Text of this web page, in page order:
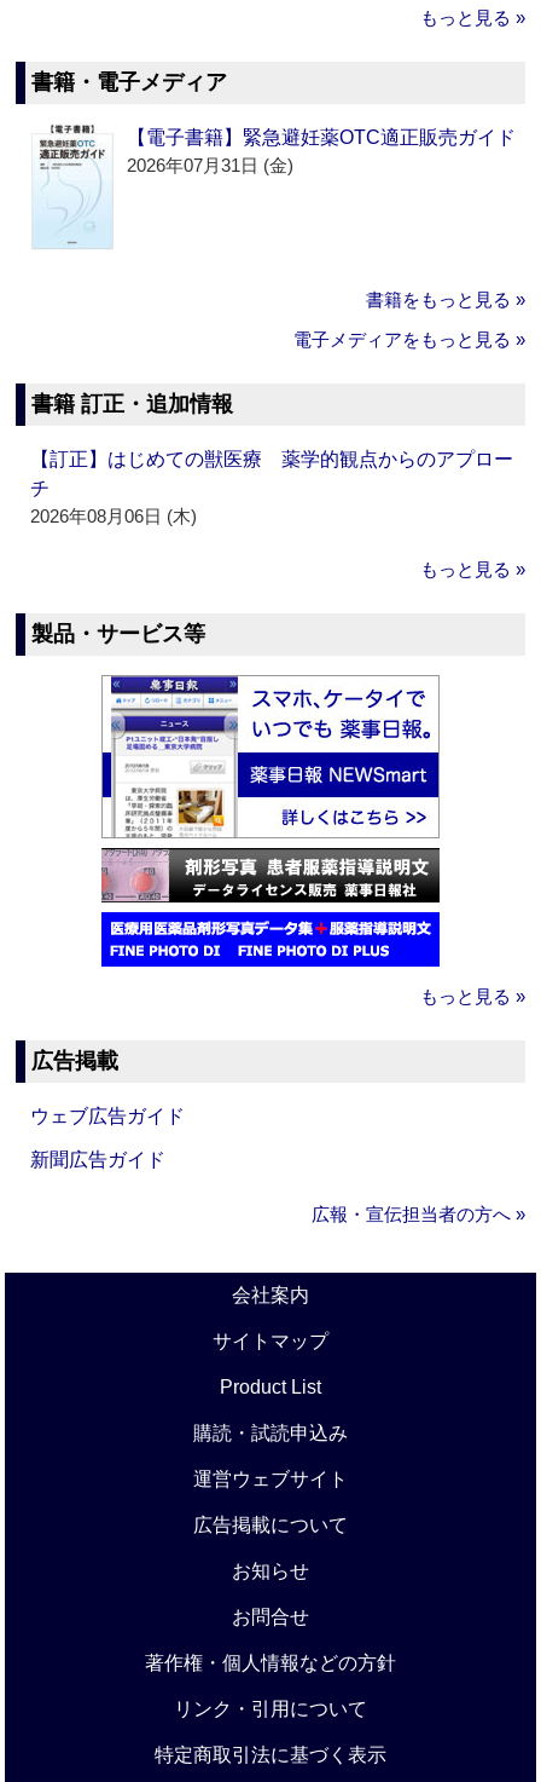
もっと見る »
書籍・電子メディア
【電子書籍】緊急避妊薬OTC適正販売ガイド
2026年07月31日 (金)
書籍をもっと見る »
電子メディアをもっと見る »
書籍 訂正・追加情報
【訂正】はじめての獣医療 薬学的観点からのアプロー
チ
2026年08月06日 (木)
もっと見る »
製品・サービス等
もっと見る »
広告掲載
ウェブ広告ガイド
新聞広告ガイド
広報・宣伝担当者の方へ »
会社案内
サイトマップ
Product List
購読・試読申込み
運営ウェブサイト
広告掲載について
お知らせ
お問合せ
著作権・個人情報などの方針
リンク・引用について
特定商取引法に基づく表示